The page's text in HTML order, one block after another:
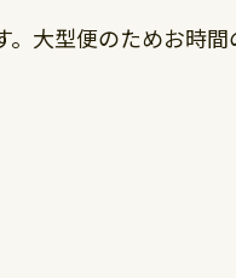
大型便のためお時